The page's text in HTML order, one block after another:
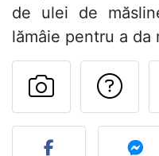
de ulei de
lămâie pentru a da